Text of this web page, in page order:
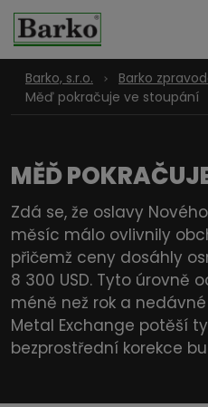
Barko, s.r.o.
Barko
Měď pokračuje ve stoupání
MĚĎ
Zdá se, že oslavy
měsíc málo ovlivnily
přičemž ceny dosáhly
8 300 USD. Tyto úrovně
méně než rok a
Metal Exchange potěší
bezprostřední korekce